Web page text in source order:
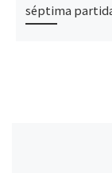
séptima